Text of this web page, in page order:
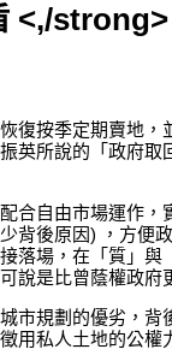
<,/strong>
復按季定期賣地，
英所說的「政府取
合自由市場運作，
背後原因) ，方便
落場，在「質」與
說是比曾蔭權政府
市規劃的優劣，背
用私人土地的公權